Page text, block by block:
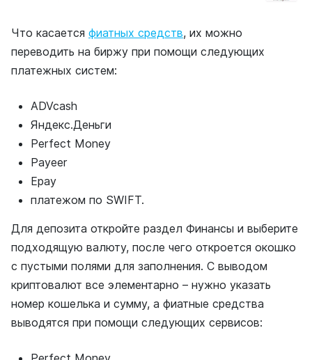
Что касается фиатных средств, их можно
переводить на биржу при помощи следующих
платежных систем:
ADVcash
Яндекс.Деньги
Perfect Money
Payeer
Epay
платежом по SWIFT.
Для депозита откройте раздел Финансы и выберите
подходящую валюту, после чего откроется окошко
с пустыми полями для заполнения. С выводом
криптовалют все элементарно – нужно указать
номер кошелька и сумму, а фиатные средства
выводятся при помощи следующих сервисов: